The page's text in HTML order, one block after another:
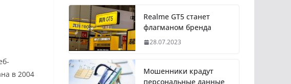
в 2004
Realme GT5 станет
флагманом бренда
28.07.2023
Мошенники крадут
персональные данные